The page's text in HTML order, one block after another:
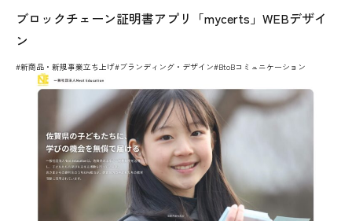
ブロックチェーン証明書アプリ「mycerts」WEBデザイ
ン
#新商品・新規事業立ち上げ#ブランディング・デザイン#BtoBコミュニケーション